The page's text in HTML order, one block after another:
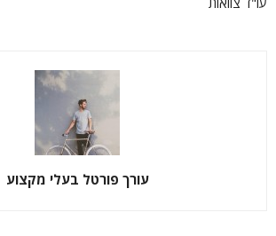
עורך פורטל בעלי מקצוע